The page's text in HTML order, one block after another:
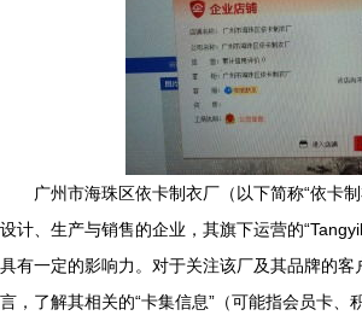
广州市海珠区依卡制衣厂（以下简称“依卡
设计、生产与销售的企业，其旗下运营的
具有一定的影响力。对于关注该厂及其品牌的
言，了解其相关的“卡集信息”（可能指会员卡、